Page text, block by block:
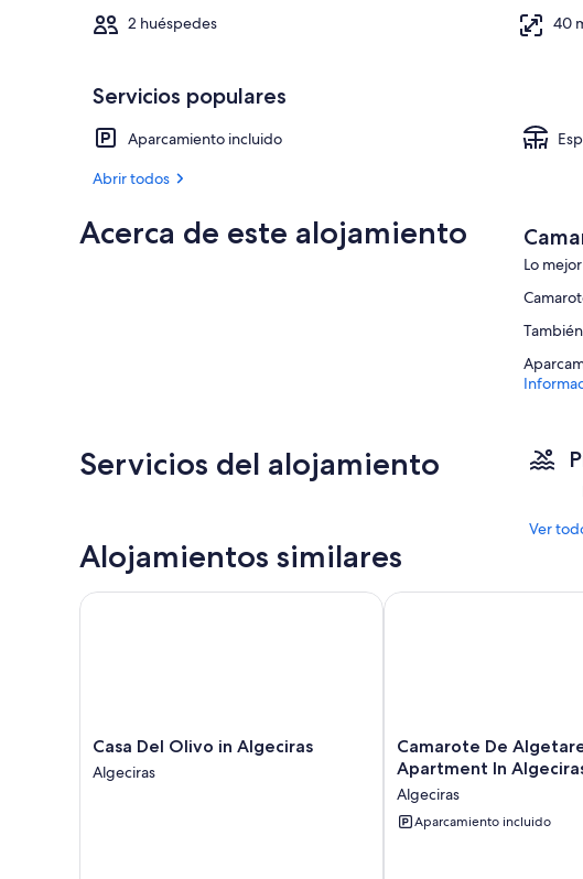
2 huéspedes
40
Servicios populares
Aparcamiento incluido
Abrir todos
Acerca de este alojamiento
Lo
Servicios del alojamiento
Ver
Alojamientos similares
Casa
Del
Olivo
Casa Del Olivo in Algeciras
Algeciras
Casa Del Olivo in Algeciras
Camarote
De
Algetares
2
-
Camarote De
Apartment In
Algeciras
Aparcamiento incluido
Camarote De Algetares